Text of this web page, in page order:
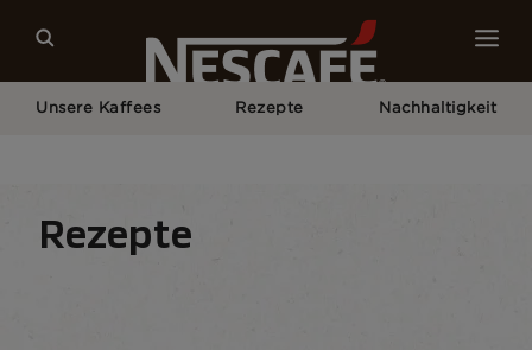
Unsere Kaffees Rezepte Nachhaltigkeit
Rezepte